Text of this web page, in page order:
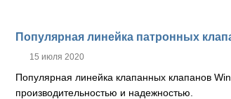
Популярная линейка патронных
15 июля 2020
Популярная линейка клапанных клапанов
производительностью и надежностью.